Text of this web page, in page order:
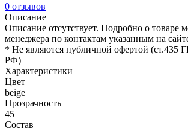
0 отзывов
Описание
Описание отсутствует. Подробно о товаре
менеджера по контактам указанным на
* Не являются публичной офертой (ст.435
РФ)
Характеристики
Цвет
beige
Прозрачность
45
Состав